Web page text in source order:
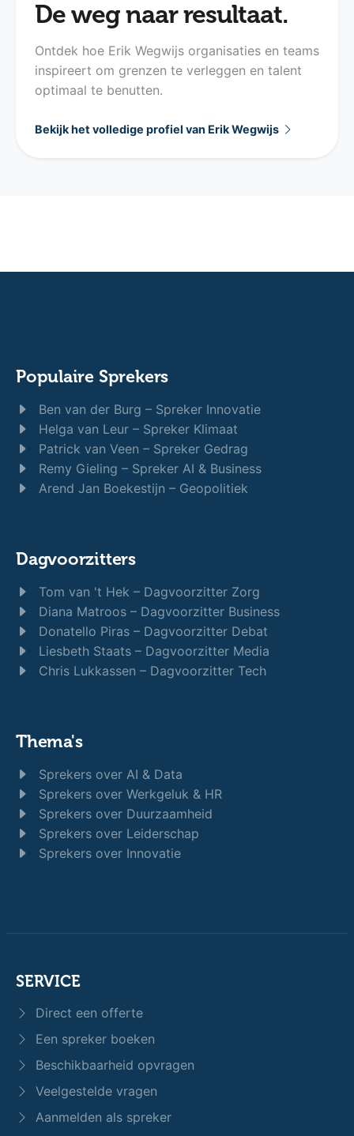
De weg naar resultaat.
Ontdek hoe Erik Wegwijs organisaties en teams
inspireert om grenzen te verleggen en talent
optimaal te benutten.
Bekijk het volledige profiel van Erik Wegwijs
Populaire Sprekers
Ben van der Burg – Spreker Innovatie
Helga van Leur – Spreker Klimaat
Patrick van Veen – Spreker Gedrag
Remy Gieling – Spreker AI & Business
Arend Jan Boekestijn – Geopolitiek
Dagvoorzitters
Tom van 't Hek – Dagvoorzitter Zorg
Diana Matroos – Dagvoorzitter Business
Donatello Piras – Dagvoorzitter Debat
Liesbeth Staats – Dagvoorzitter Media
Chris Lukkassen – Dagvoorzitter Tech
Thema's
Sprekers over AI & Data
Sprekers over Werkgeluk & HR
Sprekers over Duurzaamheid
Sprekers over Leiderschap
Sprekers over Innovatie
SERVICE
Direct een offerte
Een spreker boeken
Beschikbaarheid opvragen
Veelgestelde vragen
Aanmelden als spreker